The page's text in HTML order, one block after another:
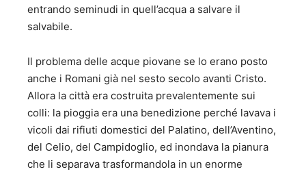
entrando seminudi in quell’acqua a salvare il
salvabile.
Il problema delle acque piovane se lo erano posto
anche i Romani già nel sesto secolo avanti Cristo.
Allora la città era costruita prevalentemente sui
colli: la pioggia era una benedizione perché lavava i
vicoli dai rifiuti domestici del Palatino, dell’Aventino,
del Celio, del Campidoglio, ed inondava la pianura
che li separava trasformandola in un enorme